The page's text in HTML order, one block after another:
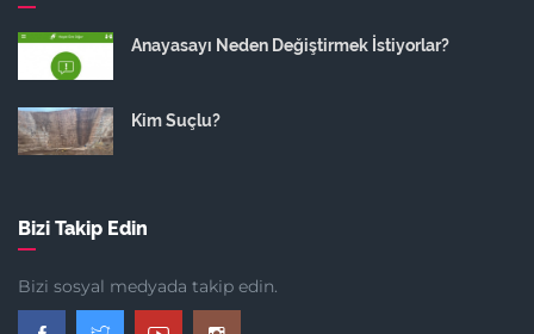
Anayasayı Neden Değiştirmek İstiyorlar?
Kim Suçlu?
Bizi Takip Edin
Bizi sosyal medyada takip edin.